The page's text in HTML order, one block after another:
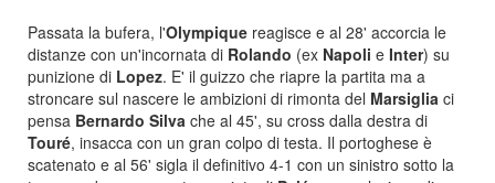
Passata la bufera, l'Olympique reagisce e al 28' accorcia le
distanze con un'incornata di Rolando (ex Napoli e Inter) su
punizione di Lopez. E' il guizzo che riapre la partita ma a
stroncare sul nascere le ambizioni di rimonta del Marsiglia ci
pensa Bernardo Silva che al 45', su cross dalla destra di
Touré, insacca con un gran colpo di testa. Il portoghese è
scatenato e al 56' sigla il definitivo 4-1 con un sinistro sotto la